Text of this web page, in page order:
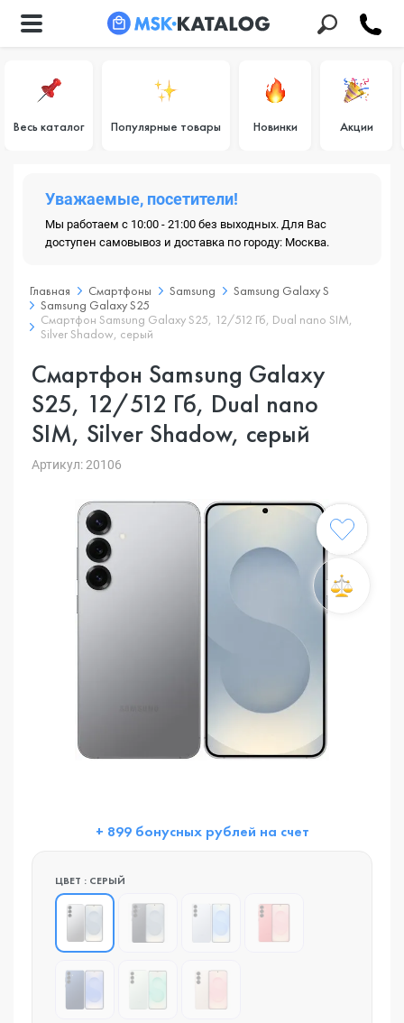
Весь каталог Популярные товары Новинки Акции
Уважаемые, посетители!
Мы работаем с 10:00 - 21:00 без выходных. Для Вас
доступен самовывоз и доставка по городу: Москва.
Главная Смартфоны Samsung
Samsung Galaxy S
Samsung Galaxy S25
Смартфон Samsung Galaxy S25, 12/512 Гб, Dual nano SIM,
Silver Shadow, серый
Смартфон Samsung Galaxy
S25, 12/512 Гб, Dual nano
SIM, Silver Shadow, серый
Артикул: 20106
+ 899 бонусных рублей на счет
ЦВЕТ : СЕРЫЙ